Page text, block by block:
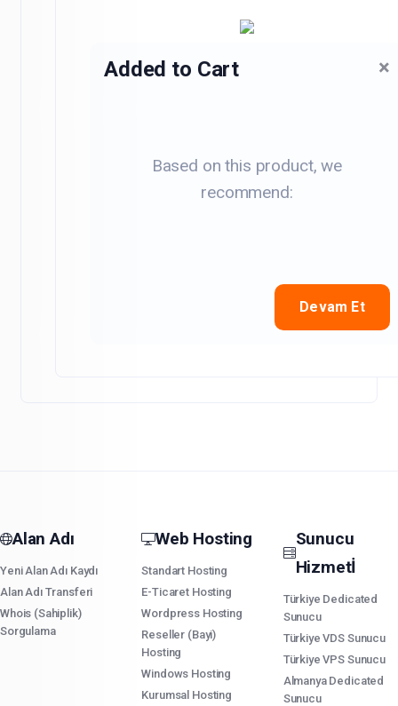
Added to Cart ×
Based on this product, we
recommend:
Devam Et
Alan Adı
Yeni Alan Adı Kaydı
Alan Adı Transferi
Whois (Sahiplik)
Sorgulama
Web Hosting
Standart Hosting
E-Ticaret Hosting
Wordpress Hosting
Reseller (Bayi)
Hosting
Windows Hosting
Kurumsal Hosting
Sunucu
Hizmetİ
Türkiye Dedicated
Sunucu
Türkiye VDS Sunucu
Türkiye VPS Sunucu
Almanya Dedicated
Sunucu